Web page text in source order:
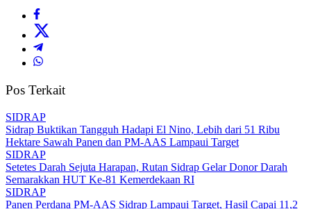
Pos Terkait
SIDRAP
Sidrap Buktikan Tangguh Hadapi El Nino, Lebih dari 51 Ribu
Hektare Sawah Panen dan PM-AAS Lampaui Target
SIDRAP
Setetes Darah Sejuta Harapan, Rutan Sidrap Gelar Donor Darah
Semarakkan HUT Ke-81 Kemerdekaan RI
SIDRAP
Panen Perdana PM-AAS Sidrap Lampaui Target, Hasil Capai 11,2